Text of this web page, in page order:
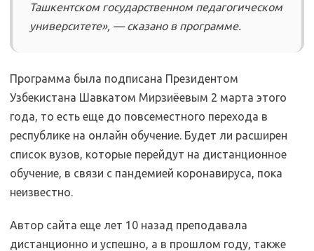
Ташкентском государственном педагогическом
университете», — сказано в программе.
Программа была подписана Президентом
Узбекистана Шавкатом Мирзиёевым 2 марта этого
года, то есть еще до повсеместного перехода в
республике на онлайн обучение. Будет ли расширен
список вузов, которые перейдут на дистанционное
обучение, в связи с пандемией коронавируса, пока
неизвестно.
Автор сайта еще лет 10 назад преподавала
дистанционно и успешно, а в прошлом году, также